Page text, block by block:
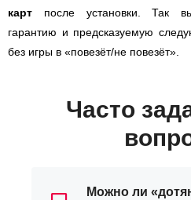
карт после установки. Так вы
гарантию и предсказуемую
без игры в «повезёт/не повезёт».
Часто
Можно ли